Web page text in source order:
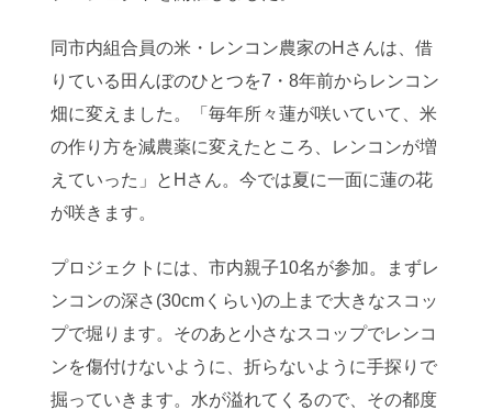
同市内組合員の米・レンコン農家のHさんは、借
りている田んぼのひとつを7・8年前からレンコン
畑に変えました。「毎年所々蓮が咲いていて、米
の作り方を減農薬に変えたところ、レンコンが増
えていった」とHさん。今では夏に一面に蓮の花
が咲きます。
プロジェクトには、市内親子10名が参加。まずレ
ンコンの深さ(30cmくらい)の上まで大きなスコッ
プで堀ります。そのあと小さなスコップでレンコ
ンを傷付けないように、折らないように手探りで
掘っていきます。水が溢れてくるので、その都度